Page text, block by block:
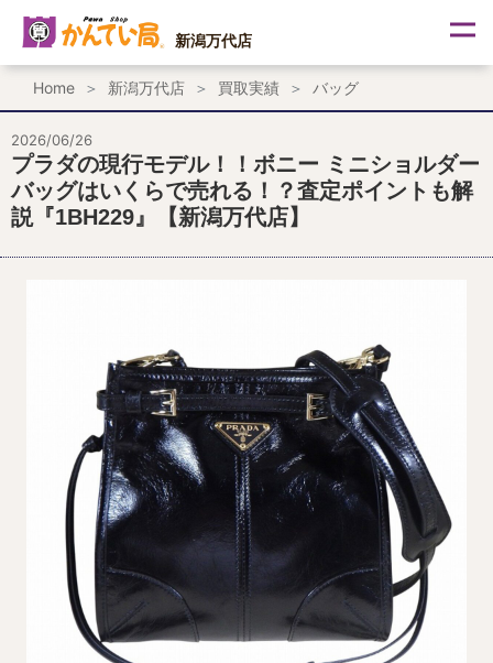
ス
ッ
プ
新潟万代店
Home 新潟万代店 買取実績 バッグ
2026/06/26
プラダの現行モデル！！ボニー ミニショルダー
バッグはいくらで売れる！？査定ポイントも解
説『1BH229』【新潟万代店】